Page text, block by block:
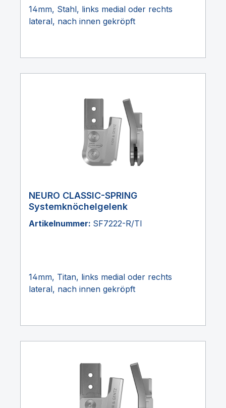
14mm, Stahl, links medial oder rechts
lateral, nach innen gekröpft
NEURO CLASSIC-SPRING
Systemknöchelgelenk
Artikelnummer: SF7222-R/TI
14mm, Titan, links medial oder rechts
lateral, nach innen gekröpft